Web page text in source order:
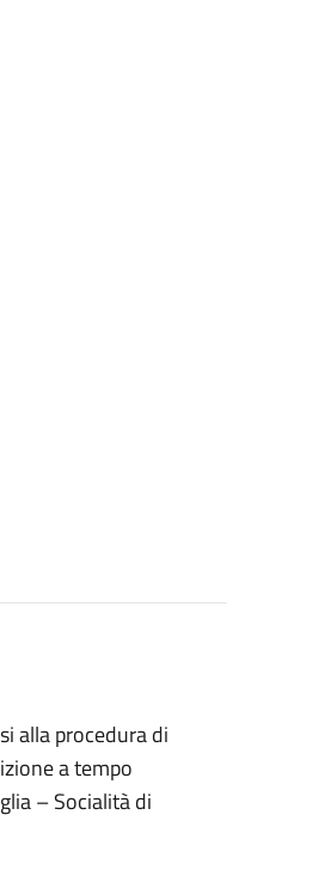
alla procedura di
a tempo
– Socialità di